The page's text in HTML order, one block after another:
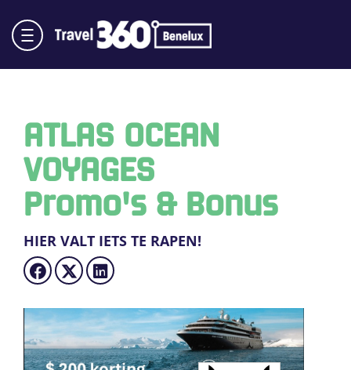
ATLAS OCEAN
VOYAGES
Promo's & Bonus
HIER VALT IETS TE RAPEN!